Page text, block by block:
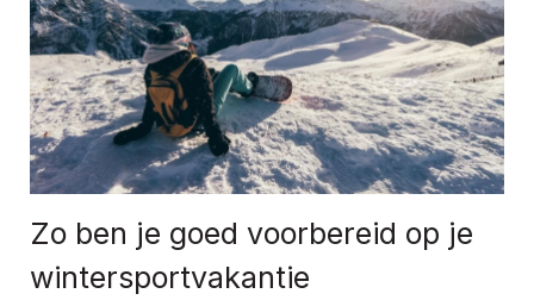
Zo ben je goed voorbereid op je
wintersportvakantie